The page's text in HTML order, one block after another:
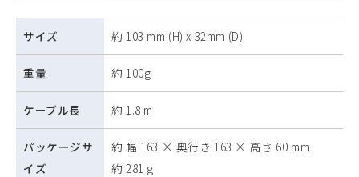
サイズ 約 103 mm (H) x 32mm (D)
重量 約 100g
ケーブル長 約 1.8 m
パッケージサ
イズ
約 幅 163 × 奥行き 163 × 高さ 60 mm
約 281 g